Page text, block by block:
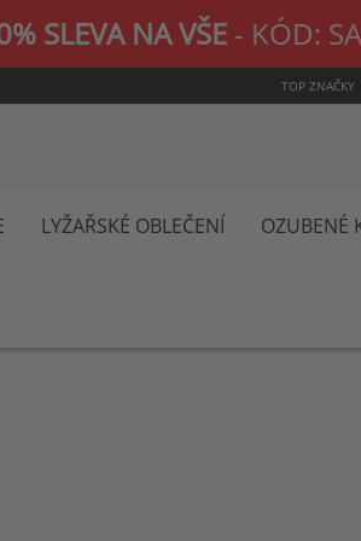
SLEVA NA VŠE - KÓD:
TOP ZNAČKY
LYŽAŘSKÉ OBLEČENÍ OZUBENÉ